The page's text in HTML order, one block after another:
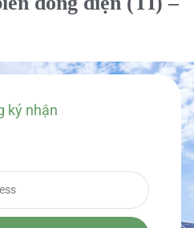
ký nhận